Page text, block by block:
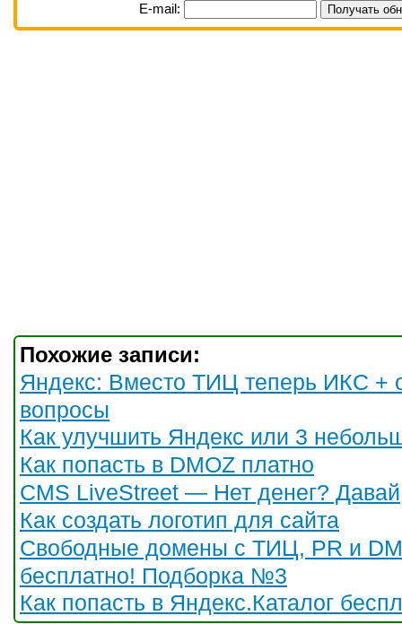
E-mail:
Похожие записи:
Яндекс: Вместо ТИЦ теперь ИКС +
вопросы
Как улучшить Яндекс или 3
Как попасть в DMOZ платно
CMS LiveStreet — Нет денег?
Как создать логотип для сайта
Свободные домены с ТИЦ, PR и
бесплатно! Подборка №3
Как попасть в Яндекс.Каталог